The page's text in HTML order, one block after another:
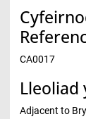
CA0017
Lleoliad
Adjacent to